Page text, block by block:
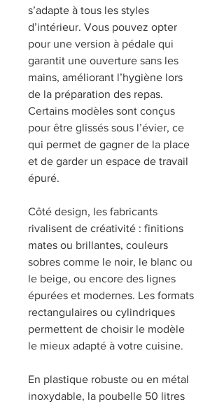
s’adapte à tous les styles
d’intérieur. Vous pouvez opter
pour une version à pédale qui
garantit une ouverture sans les
mains, améliorant l’hygiène lors
de la préparation des repas.
Certains modèles sont conçus
pour être glissés sous l’évier, ce
qui permet de gagner de la place
et de garder un espace de travail
épuré.
Côté design, les fabricants
rivalisent de créativité : finitions
mates ou brillantes, couleurs
sobres comme le noir, le blanc ou
le beige, ou encore des lignes
épurées et modernes. Les formats
rectangulaires ou cylindriques
permettent de choisir le modèle
le mieux adapté à votre cuisine.
En plastique robuste ou en métal
inoxydable, la poubelle 50 litres